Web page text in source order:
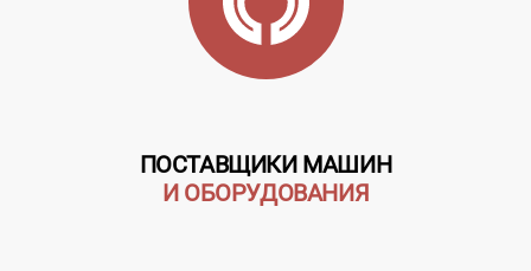
ПОСТАВЩИКИ МАШИН
И ОБОРУДОВАНИЯ